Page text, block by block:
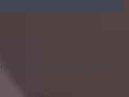
30% nuolaida PNOE tyrimui